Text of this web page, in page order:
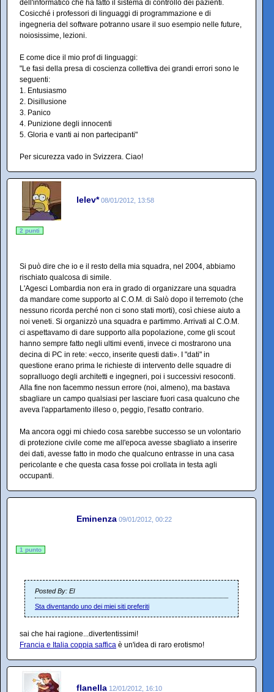
dell'informatico che ha fatto il sistema di controllo dei pazienti.
Cosicché i professori di linguaggi di programmazione e di
ingegneria del software potranno usare il suo esempio nelle future,
noiosissime, lezioni.
E come dice il mio prof di linguaggi:
"Le fasi della presa di coscienza collettiva dei grandi errori sono le
seguenti:
1. Entusiasmo
2. Disillusione
3. Panico
4. Punizione degli innocenti
5. Gloria e vanti ai non partecipanti"
Per sicurezza vado in Svizzera. Ciao!
lelev* 08/01/2012, 13:58
2 punti
Si può dire che io e il resto della mia squadra, nel 2004, abbiamo
rischiato qualcosa di simile.
L'Agesci Lombardia non era in grado di organizzare una squadra
da mandare come supporto al C.O.M. di Salò dopo il terremoto (che
nessuno ricorda perché non ci sono stati morti), così chiese aiuto a
noi veneti. Si organizzò una squadra e partimmo. Arrivati al C.O.M.
ci aspettavamo di dare supporto alla popolazione, come gli scout
hanno sempre fatto negli ultimi eventi, invece ci mostrarono una
decina di PC in rete: «ecco, inserite questi dati». I "dati" in
questione erano prima le richieste di intervento delle squadre di
sopralluogo degli architetti e ingegneri, poi i successivi resoconti.
Alla fine non facemmo nessun errore (noi, almeno), ma bastava
sbagliare un campo qualsiasi per lasciare fuori casa qualcuno che
aveva l'appartamento illeso o, peggio, l'esatto contrario.
Ma ancora oggi mi chiedo cosa sarebbe successo se un volontario
di protezione civile come me all'epoca avesse sbagliato a inserire
dei dati, avesse fatto in modo che qualcuno entrasse in una casa
pericolante e che questa casa fosse poi crollata in testa agli
occupanti.
Eminenza 09/01/2012, 00:22
1 punto
Posted By: El
Sta diventando uno dei miei siti preferiti
sai che hai ragione...divertentissimi!
Francia e Italia coppia saffica è un'idea di raro erotismo!
flanella 12/01/2012, 16:10